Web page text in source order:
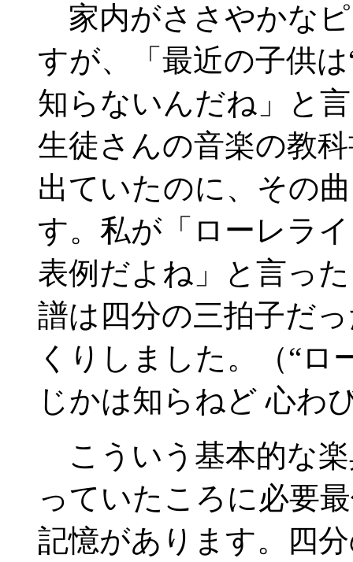
家内がささやかな
すが、「最近の子供
知らないんだね」と
生徒さんの音楽の教
出ていたのに、その
す。私が「ローレラ
表例だよね」と言っ
譜は四分の三拍子だ
くりしました。（“ロ
じかは知らねど 心わ
こういう基本的な
っていたころに必要
記憶があります。四